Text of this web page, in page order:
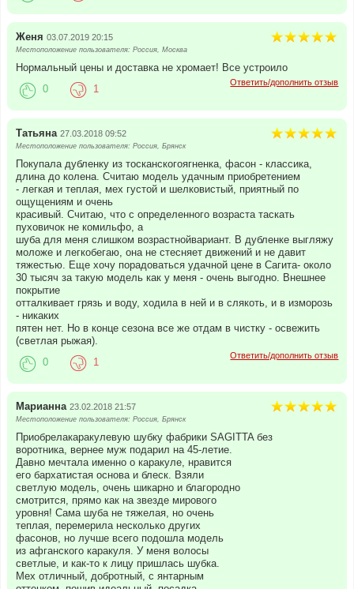
Женя 03.07.2019 20:15
Местоположение пользователя: Россия, Москва
Нормальный цены и доставка не хромает! Все устроило
Ответить/дополнить отзыв
0 1
Татьяна 27.03.2018 09:52
Местоположение пользователя: Россия, Брянск
Покупала дубленку из тосканскогоягненка, фасон - классика,
длина до колена. Считаю модель удачным приобретением
- легкая и теплая, мех густой и шелковистый, приятный по
ощущениям и очень
красивый. Считаю, что с определенного возраста таскать
пуховичок не комильфо, а
шуба для меня слишком возрастнойвариант. В дубленке выгляжу
моложе и легкобегаю, она не стесняет движений и не давит
тяжестью. Еще хочу порадоваться удачной цене в Сагита- около
30 тысяч за такую модель как у меня - очень выгодно. Внешнее
покрытие
отталкивает грязь и воду, ходила в ней и в слякоть, и в изморозь
- никаких
пятен нет. Но в конце сезона все же отдам в чистку - освежить
(светлая рыжая).
Ответить/дополнить отзыв
0 1
Марианна 23.02.2018 21:57
Местоположение пользователя: Россия, Брянск
Приобрелакаракулевую шубку фабрики SAGITTA без
воротника, вернее муж подарил на 45-летие.
Давно мечтала именно о каракуле, нравится
его бархатистая основа и блеск. Взяли
светлую модель, очень шикарно и благородно
смотрится, прямо как на звезде мирового
уровня! Сама шуба не тяжелая, но очень
теплая, перемерила несколько других
фасонов, но лучше всего подошла модель
из афганского каракуля. У меня волосы
светлые, и как-то к лицу пришлась шубка.
Мех отличный, добротный, с янтарным